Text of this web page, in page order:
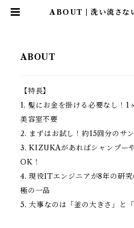
ABOUT | 洗い流さな
ABOUT
【特長】
1. 髪にお金を掛ける必要なし！
美容室不要
2. まずはお試し！約15回分のサ
3. KIZUKAがあればシャンプー
OK！
4. 現役ITエンジニアが8年の研
極の一品
5. 大事なのは「釜の大きさ」と「